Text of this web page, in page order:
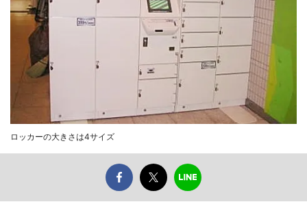
ロッカーの大きさは4サイズ